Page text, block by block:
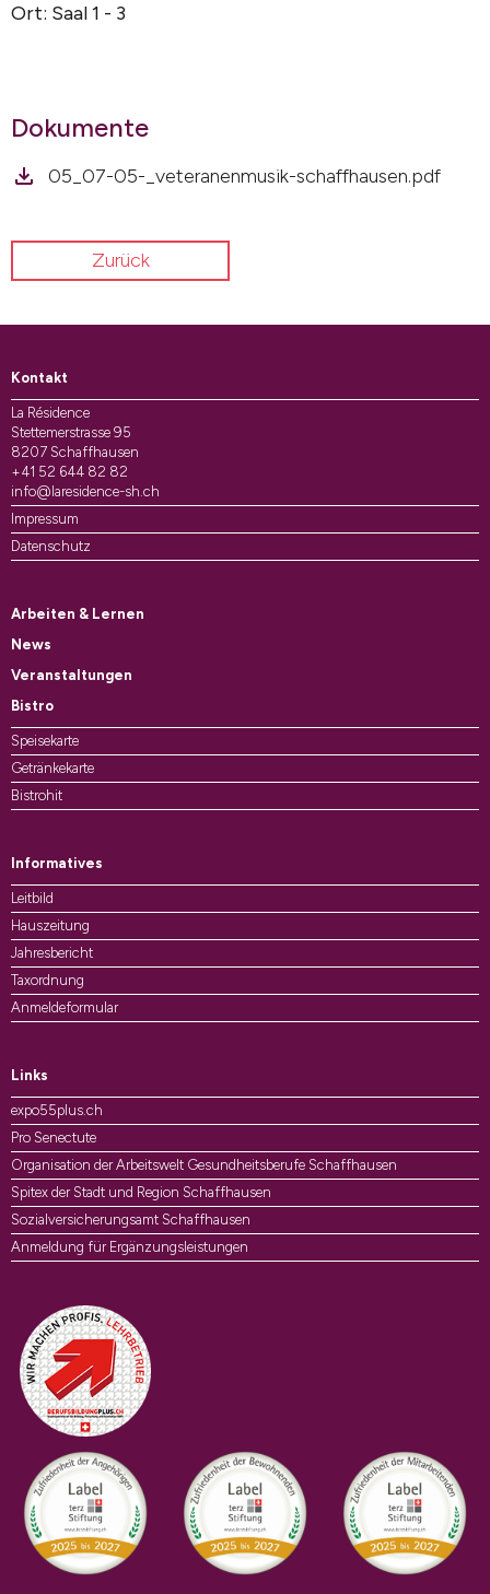
Ort: Saal 1 - 3
Dokumente
05_07-05-_veteranenmusik-schaffhausen.pdf
Zurück
Kontakt
La Résidence
Stettemerstrasse 95
8207 Schaffhausen
+41 52 644 82 82
info@laresidence-sh.ch
Impressum
Datenschutz
Arbeiten & Lernen
News
Veranstaltungen
Bistro
Speisekarte
Getränkekarte
Bistrohit
Informatives
Leitbild
Hauszeitung
Jahresbericht
Taxordnung
Anmeldeformular
Links
expo55plus.ch
Pro Senectute
Organisation der Arbeitswelt Gesundheitsberufe Schaffhausen
Spitex der Stadt und Region Schaffhausen
Sozialversicherungsamt Schaffhausen
Anmeldung für Ergänzungsleistungen
Auszeichnungen